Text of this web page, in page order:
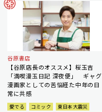
谷原書店
【谷原店長のオススメ】桜玉吉
「満喫漫玉日記 深夜便」 ギャグ
漫画家としての苦悩経た中年の日
常に共感
愛でる コミック 東日本大震災